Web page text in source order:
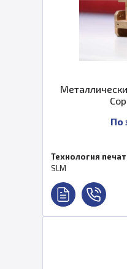
По
Технология
SLM